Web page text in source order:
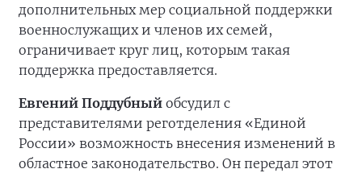
дополнительных мер социальной поддержки
военнослужащих и членов их семей,
ограничивает круг лиц, которым такая
поддержка предоставляется.
Евгений Поддубный обсудил с
представителями реготделения «Единой
России» возможность внесения изменений в
областное законодательство. Он передал этот